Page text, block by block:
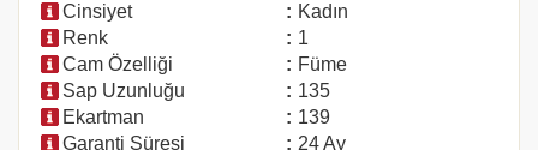
Cinsiyet
: Kadın
Renk
: 1
Cam Özelliği
: Füme
Sap Uzunluğu
: 135
Ekartman
: 139
Garanti Süresi
: 24 Ay